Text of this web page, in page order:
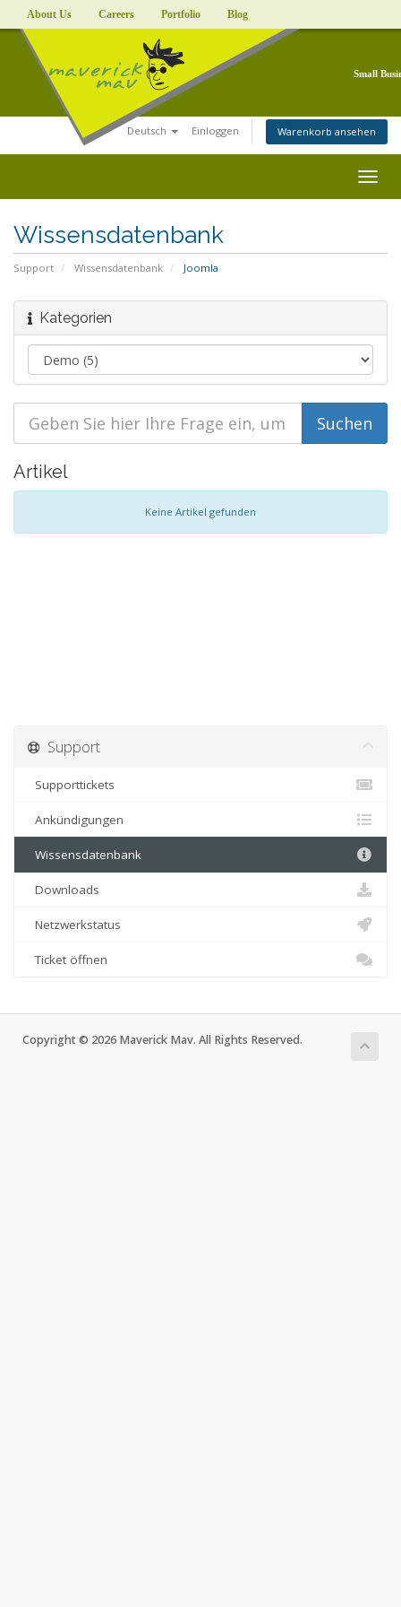
About Us Careers Portfolio Blog
Small
Deutsch Einloggen Warenkorb ansehen
Wissensdatenbank
Support Wissensdatenbank Joomla
Kategorien
Artikel
Keine Artikel gefunden
Support
Supporttickets
Ankündigungen
Wissensdatenbank
Downloads
Netzwerkstatus
Ticket öffnen
Copyright © 2026 Maverick Mav. All Rights Reserved.